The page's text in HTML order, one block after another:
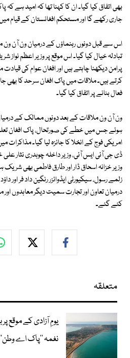
بھی اتفاق کیا گیا۔ ان کا کہنا تھا کہ امید ہے کہ
جاری رکھے گا اور مستحکم افغانستان کے قیام
اس سے قبل دونوں رہنماؤں کے درمیان ون آن ون
تبادلہ خیال کیا گیا۔ اس موقع پر وزیر اعظم نواز
پرامن دیکھنا چاہتے ہیں اور افغان عوام کی
کرتے ہیں۔ ملاقات میں پاک افغان سرحد کا بھی
فعال بنانے پر اتفاق کیا گیا۔
ون آن ون ملاقات کے بعد دونوں ممالک کے
ہوئے جس میں خطے کی صورتحال، پاک افغان
امریکی فوج کے انخلا کا جائزہ لیا گیا۔ مذاکرات
ڈی جی آئی ایس آئی، وزیر داخلہ چوہدری نثار علی
وزیر خزانہ اسحاق ڈار اور طارق فاطمی بھی شریک
زلمے رسول، سیکیورٹی ایڈوائزر رنگین داد فر
درمیان تعاون اور تجارت سمیت دیگر معاہدوں
کئے گئے۔
متعلقہ
یومِ آزادی کے موقع
نغمہ ’’پاک اے